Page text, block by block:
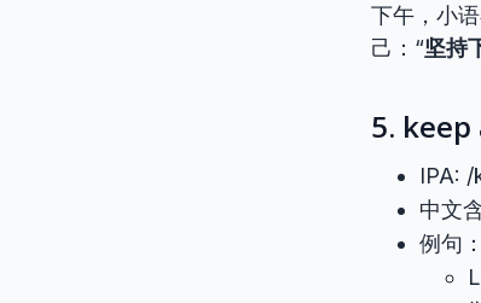
下午，小
己：“坚持
5.
IPA:
中文
例句：